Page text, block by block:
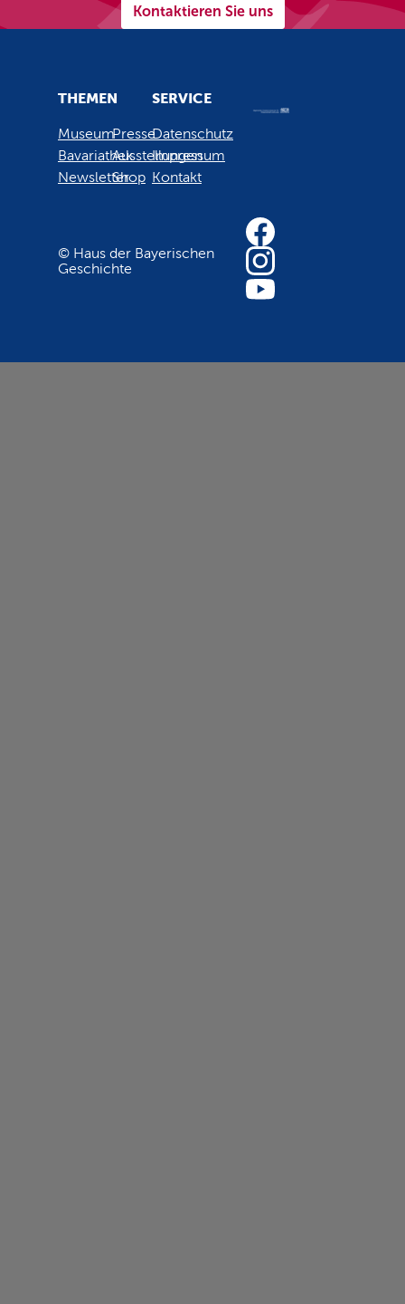
Kontaktieren Sie uns
THEMEN
Museum
Bavariathek
Newsletter
Presse
Ausstellungen
Shop
SERVICE
Datenschutz
Impressum
Kontakt
© Haus der Bayerischen
Geschichte